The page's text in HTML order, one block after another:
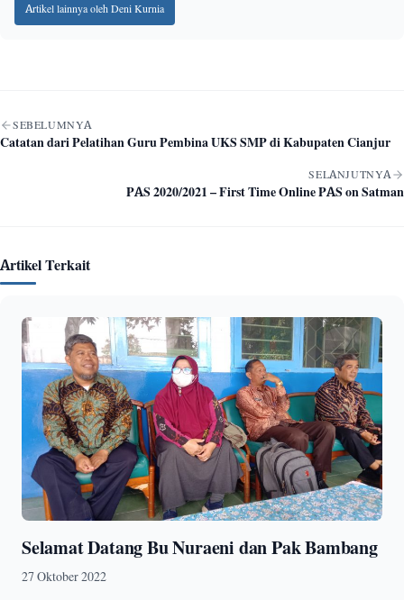
Artikel lainnya oleh Deni Kurnia
Navigasi artikel
SEBELUMNYA
Catatan dari Pelatihan Guru Pembina UKS SMP di Kabupaten Cianjur
SELANJUTNYA
PAS 2020/2021 – First Time Online PAS on Satman
Artikel Terkait
Selamat Datang Bu Nuraeni dan Pak Bambang
27 Oktober 2022